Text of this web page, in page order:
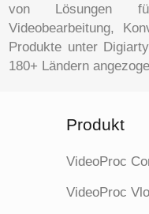
von Lösungen für
Videobearbeitung,
Produkte unter
180+ Ländern
Produkt
VideoProc
VideoProc